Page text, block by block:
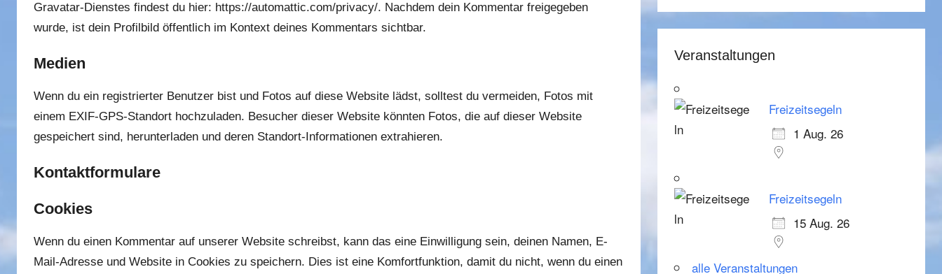
Gravatar-Dienstes findest du hier: https://automattic.com/privacy/. Nachdem dein Kommentar freigegeben
wurde, ist dein Profilbild öffentlich im Kontext deines Kommentars sichtbar.
Medien
Wenn du ein registrierter Benutzer bist und Fotos auf diese Website lädst, solltest du vermeiden, Fotos mit
einem EXIF-GPS-Standort hochzuladen. Besucher dieser Website könnten Fotos, die auf dieser Website
gespeichert sind, herunterladen und deren Standort-Informationen extrahieren.
Kontaktformulare
Cookies
Wenn du einen Kommentar auf unserer Website schreibst, kann das eine Einwilligung sein, deinen Namen, E-
Mail-Adresse und Website in Cookies zu speichern. Dies ist eine Komfortfunktion, damit du nicht, wenn du einen
Veranstaltungen
Freizeitsegeln
1 Aug. 26
Freizeitsegeln
15 Aug. 26
alle Veranstaltungen